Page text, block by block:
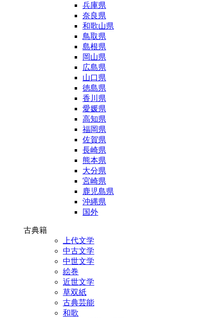
兵庫県
奈良県
和歌山県
鳥取県
島根県
岡山県
広島県
山口県
徳島県
香川県
愛媛県
高知県
福岡県
佐賀県
長崎県
熊本県
大分県
宮崎県
鹿児島県
沖縄県
国外
古典籍
上代文学
中古文学
中世文学
絵巻
近世文学
草双紙
古典芸能
和歌